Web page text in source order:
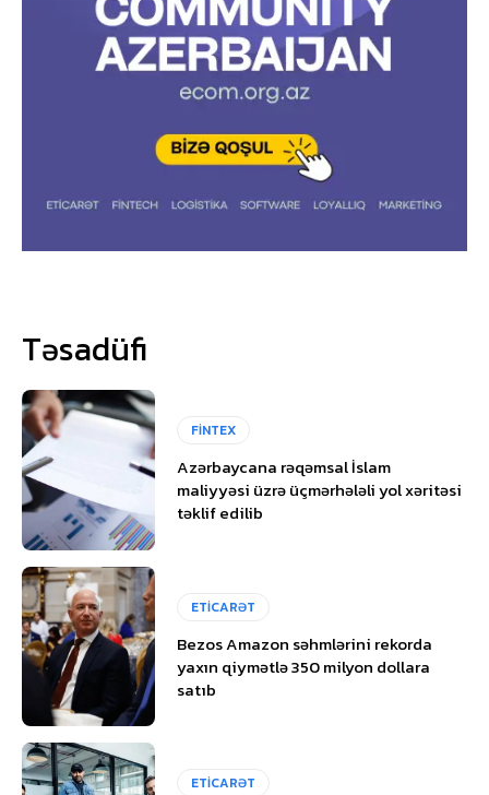
Təsadüfi
FİNTEX
Azərbaycana rəqəmsal İslam
maliyyəsi üzrə üçmərhələli yol xəritəsi
təklif edilib
ETİCARƏT
Bezos Amazon səhmlərini rekorda
yaxın qiymətlə 350 milyon dollara
satıb
ETİCARƏT